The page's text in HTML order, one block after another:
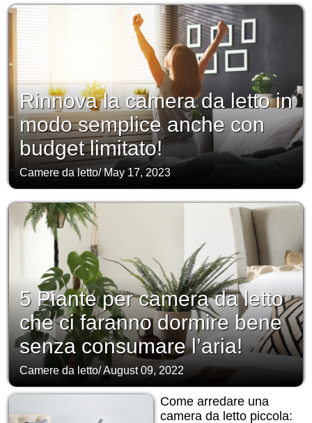
Rinnova la camera da letto in
modo semplice anche con
budget limitato!
Camere da letto/May 17, 2023
5 Piante per camera da letto
che ci faranno dormire bene
senza consumare l’aria!
Camere da letto/August 09, 2022
Come arredare una
camera da letto piccola: